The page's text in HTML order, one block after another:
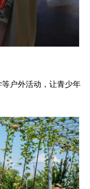
户外活动，让青少年